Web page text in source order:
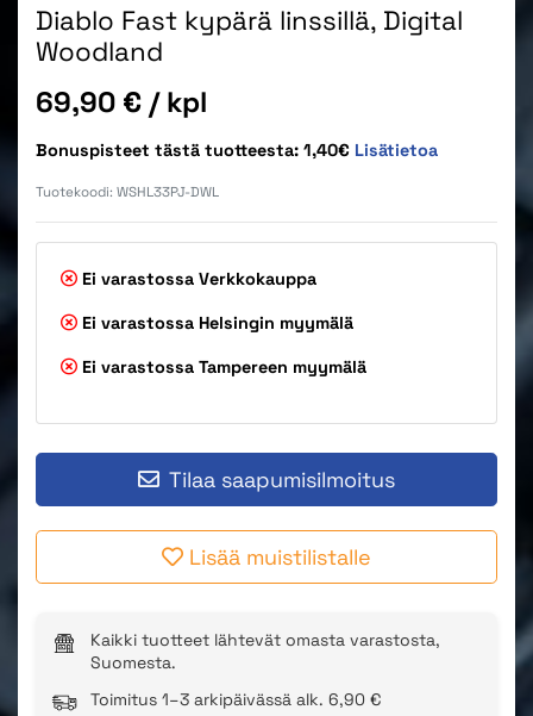
Diablo Fast kypärä linssillä, Digital
Woodland
Hinta
69,90 € / kpl
Bonuspisteet tästä tuotteesta: 1,40€ Lisätietoa
Tuotekoodi: WSHL33PJ-DWL
Ei varastossa Verkkokauppa
Ei varastossa Helsingin myymälä
Ei varastossa Tampereen myymälä
Tilaa saapumisilmoitus
Lisää muistilistalle
Kaikki tuotteet lähtevät omasta varastosta,
Suomesta.
Toimitus 1–3 arkipäivässä alk. 6,90 €